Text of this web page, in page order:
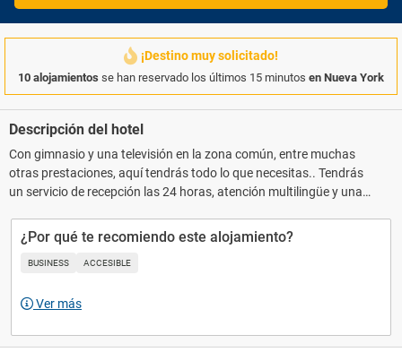
¡Destino muy solicitado!
10 alojamientos se han reservado los últimos 15 minutos en Nueva York
Descripción del hotel
Con gimnasio y una televisión en la zona común, entre muchas
otras prestaciones, aquí tendrás todo lo que necesitas.. Tendrás
un servicio de recepción las 24 horas, atención multilingüe y una
¿Por qué te recomiendo este alojamiento?
BUSINESS ACCESIBLE
Ver más